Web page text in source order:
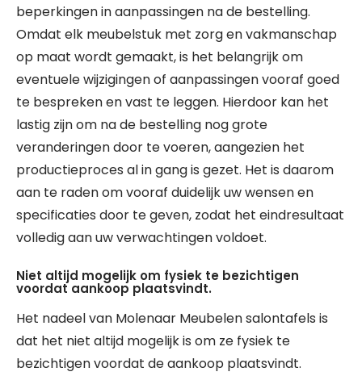
beperkingen in aanpassingen na de bestelling.
Omdat elk meubelstuk met zorg en vakmanschap
op maat wordt gemaakt, is het belangrijk om
eventuele wijzigingen of aanpassingen vooraf goed
te bespreken en vast te leggen. Hierdoor kan het
lastig zijn om na de bestelling nog grote
veranderingen door te voeren, aangezien het
productieproces al in gang is gezet. Het is daarom
aan te raden om vooraf duidelijk uw wensen en
specificaties door te geven, zodat het eindresultaat
volledig aan uw verwachtingen voldoet.
Niet altijd mogelijk om fysiek te bezichtigen
voordat aankoop plaatsvindt.
Het nadeel van Molenaar Meubelen salontafels is
dat het niet altijd mogelijk is om ze fysiek te
bezichtigen voordat de aankoop plaatsvindt.